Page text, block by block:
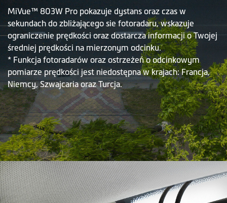
MiVue™ 803W Pro pokazuje dystans oraz czas w
sekundach do zbliżającego sie fotoradaru, wskazuje
ograniczenie prędkości oraz dostarcza informacji o Twojej
średniej prędkości na mierzonym odcinku.
* Funkcja fotoradarów oraz ostrzeżeń o odcinkowym
pomiarze prędkości jest niedostępna w krajach: Francja,
Niemcy, Szwajcaria oraz Turcja.